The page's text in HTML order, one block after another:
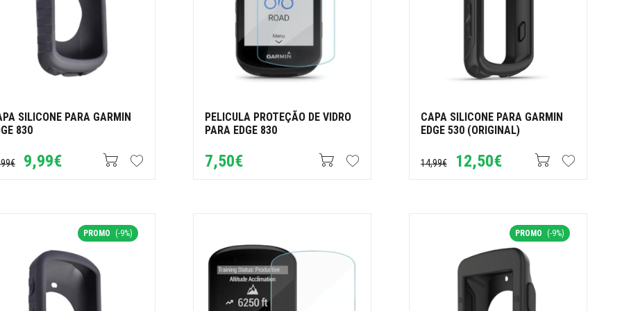
SILICONE PARA GARMIN
830
9,99€
PELICULA PROTEÇÃO DE VIDRO
PARA EDGE 830
7,50€
CAPA SILICONE PARA GARMIN
EDGE 530 (ORIGINAL)
14,99€ 12,50€
PROMO (-9%) PROMO (-9%)